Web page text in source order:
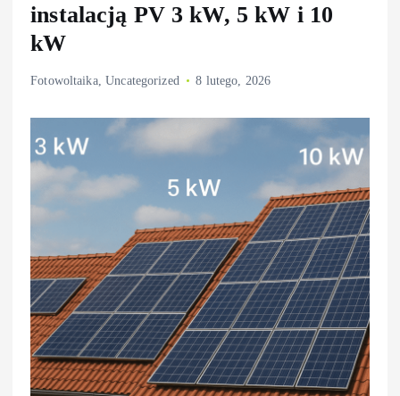
instalacją PV 3 kW, 5 kW i 10
kW
Fotowoltaika,Uncategorized 8 lutego, 2026